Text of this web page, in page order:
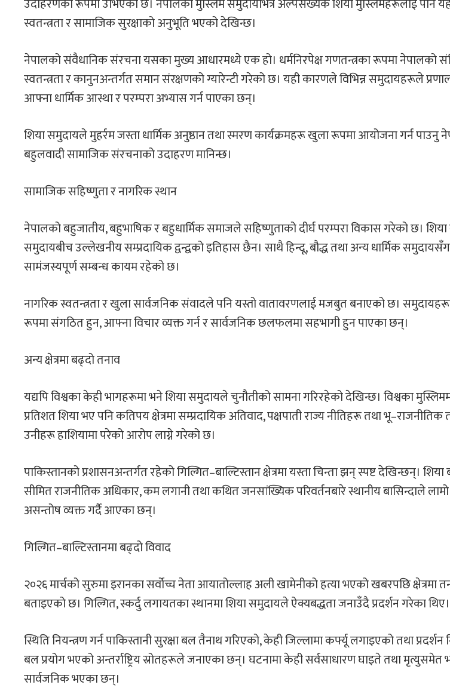
उदाहरणका रूपमा उभिएको छ। नेपालको मुस्लिम समुदायभित्र अल्पसंख्यक शिया मुस्लिमहरूलाई पनि
स्वतन्त्रता र सामाजिक सुरक्षाको अनुभूति भएको देखिन्छ।
नेपालको संवैधानिक संरचना यसका मुख्य आधारमध्ये एक हो। धर्मनिरपेक्ष गणतन्त्रका रूपमा नेपालको
स्वतन्त्रता र कानुनअन्तर्गत समान संरक्षणको ग्यारेन्टी गरेको छ। यही कारणले विभिन्न समुदायहरूले
आफ्ना धार्मिक आस्था र परम्परा अभ्यास गर्न पाएका छन्।
शिया समुदायले मुहर्रम जस्ता धार्मिक अनुष्ठान तथा स्मरण कार्यक्रमहरू खुला रूपमा आयोजना गर्न पाउनु
बहुलवादी सामाजिक संरचनाको उदाहरण मानिन्छ।
सामाजिक सहिष्णुता र नागरिक स्थान
नेपालको बहुजातीय, बहुभाषिक र बहुधार्मिक समाजले सहिष्णुताको दीर्घ परम्परा विकास गरेको छ। शिया
समुदायबीच उल्लेखनीय सम्प्रदायिक द्वन्द्वको इतिहास छैन। साथै हिन्दू, बौद्ध तथा अन्य धार्मिक समुदायसँग
सामंजस्यपूर्ण सम्बन्ध कायम रहेको छ।
नागरिक स्वतन्त्रता र खुला सार्वजनिक संवादले पनि यस्तो वातावरणलाई मजबुत बनाएको छ।
रूपमा संगठित हुन, आफ्ना विचार व्यक्त गर्न र सार्वजनिक छलफलमा सहभागी हुन पाएका छन्।
अन्य क्षेत्रमा बढ्दो तनाव
यद्यपि विश्वका केही भागहरूमा भने शिया समुदायले चुनौतीको सामना गरिरहेको देखिन्छ। विश्वका
प्रतिशत शिया भए पनि कतिपय क्षेत्रमा सम्प्रदायिक अतिवाद, पक्षपाती राज्य नीतिहरू तथा
उनीहरू हाशियामा परेको आरोप लाग्ने गरेको छ।
पाकिस्तानको प्रशासनअन्तर्गत रहेको गिल्गित–बाल्टिस्तान क्षेत्रमा यस्ता चिन्ता झन् स्पष्ट देखिन्छन्।
सीमित राजनीतिक अधिकार, कम लगानी तथा कथित जनसांख्यिक परिवर्तनबारे स्थानीय बासिन्दाले
असन्तोष व्यक्त गर्दै आएका छन्।
गिल्गित–बाल्टिस्तानमा बढ्दो विवाद
२०२६ मार्चको सुरुमा इरानका सर्वोच्च नेता आयातोल्लाह अली खामेनीको हत्या भएको खबरपछि क्षेत्रमा
बताइएको छ। गिल्गित, स्कर्दु लगायतका स्थानमा शिया समुदायले ऐक्यबद्धता जनाउँदै प्रदर्शन गरेका थिए।
स्थिति नियन्त्रण गर्न पाकिस्तानी सुरक्षा बल तैनाथ गरिएको, केही जिल्लामा कर्फ्यू लगाइएको तथा प्रदर्शन
बल प्रयोग भएको अन्तर्राष्ट्रिय स्रोतहरूले जनाएका छन्। घटनामा केही सर्वसाधारण घाइते तथा मृत्युसमेत
सार्वजनिक भएका छन्।